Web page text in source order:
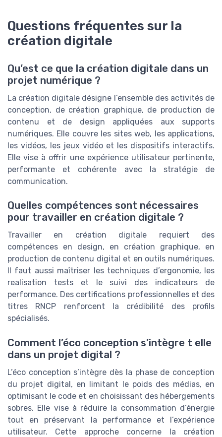
Questions fréquentes sur la
création digitale
Qu’est ce que la création digitale dans un
projet numérique ?
La création digitale désigne l’ensemble des activités de
conception, de création graphique, de production de
contenu et de design appliquées aux supports
numériques. Elle couvre les sites web, les applications,
les vidéos, les jeux vidéo et les dispositifs interactifs.
Elle vise à offrir une expérience utilisateur pertinente,
performante et cohérente avec la stratégie de
communication.
Quelles compétences sont nécessaires
pour travailler en création digitale ?
Travailler en création digitale requiert des
compétences en design, en création graphique, en
production de contenu digital et en outils numériques.
Il faut aussi maîtriser les techniques d’ergonomie, les
realisation tests et le suivi des indicateurs de
performance. Des certifications professionnelles et des
titres RNCP renforcent la crédibilité des profils
spécialisés.
Comment l’éco conception s’intègre t elle
dans un projet digital ?
L’éco conception s’intègre dès la phase de conception
du projet digital, en limitant le poids des médias, en
optimisant le code et en choisissant des hébergements
sobres. Elle vise à réduire la consommation d’énergie
tout en préservant la performance et l’expérience
utilisateur. Cette approche concerne la création